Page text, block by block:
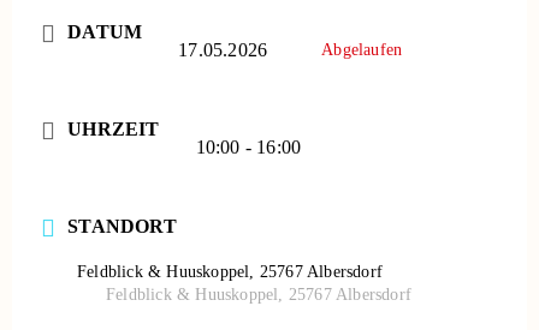
DATUM
17.05.2026
Abgelaufen
UHRZEIT
10:00 - 16:00
STANDORT
Feldblick & Huuskoppel, 25767 Albersdorf
Feldblick & Huuskoppel, 25767 Albersdorf